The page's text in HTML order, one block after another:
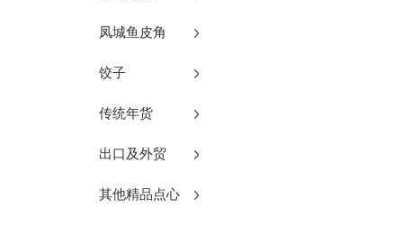
凤城鱼皮角
饺子
传统年货
出口及外贸
其他精品点心